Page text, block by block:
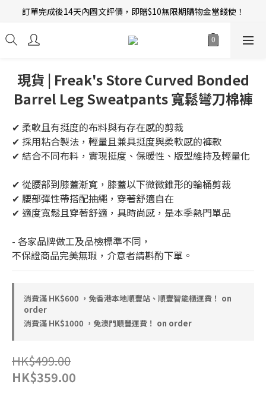
新會員招募中 | 即送 $12 購物金當錢使！
訂單完成後14天內圖文評價，即贈$10無限期購物金當錢使！
新會員招募中 | 即送 $12 購物金當錢使！
現貨 | Freak's Store Curved Bonded
Barrel Leg Sweatpants 寬鬆彎刀棉褲
✔ 柔軟且有挺度的布料與有存在感的剪裁
✔ 採用粘合製法，輕量且兼具挺度與柔軟感的褲款
✔ 結合不同布料，實現挺度、保暖性、版型維持及輕量化
✔ 從腰部到膝蓋漸寬，膝蓋以下微微錐形的輪桶剪裁
✔ 腰部彈性帶搭配抽繩，穿著舒適自在
✔ 適度寬鬆且穿著舒適，具時尚感，是本季熱門單品
- 各家品牌做工及品檢標準不同，
不保證商品完美無瑕，介意者請斟酌下單。
消費滿 HK$600 ，免香港本地順豐站、順豐智能櫃運費！ on
order
消費滿 HK$1000 ，免澳門順豐運費！ on order
HK$499.00
HK$359.00